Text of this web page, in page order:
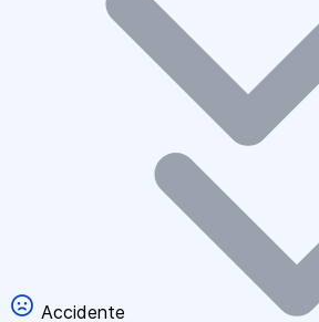
Accidente